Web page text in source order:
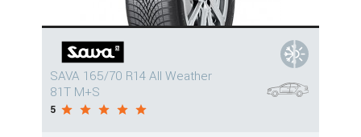
SAVA 165/70 R14 All Weather
81T M+S
5